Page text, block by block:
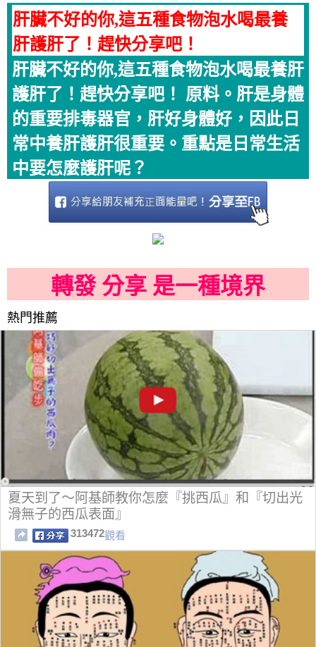
肝臟不好的你,這五種食物泡水喝最養
肝護肝了！趕快分享吧！
肝臟不好的你,這五種食物泡水喝最養肝
護肝了！趕快分享吧！ 原料。肝是身體
的重要排毒器官，肝好身體好，因此日
常中養肝護肝很重要。重點是日常生活
中要怎麼護肝呢？
轉發 分享 是一種境界
熱門推薦
夏天到了～阿基師教你怎麼『挑西瓜』和『切出光
滑無子的西瓜表面』
313472觀看